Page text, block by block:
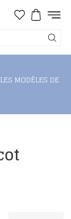
LES MODÈLES DE